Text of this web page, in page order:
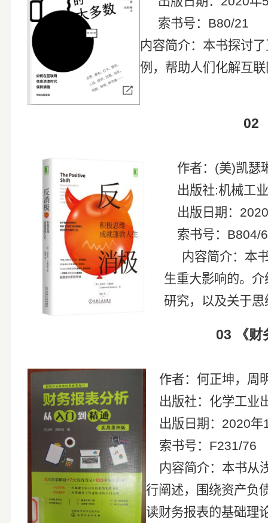
索书号： B80/21
内容简介：本书探讨
例，帮助人们化解互
02
作者： (美)凯瑟
出版社:机械工
出版日期：
索书号： B804/
内容简介：本
生重大影响的。
研究，以及关于
03 《
作者：何正坤，周
出版社：化学工业
出版日期： 2020年
索书号： F231/76
内容简介：本书从
行阐述，围绕资产负
读财务报表的基础理